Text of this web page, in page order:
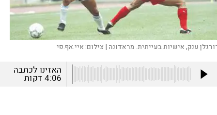
ענק, אישיות בעייתית. מראדונה | צילום:איי.אף.פי
האזינו לכתבה
4:06דקות